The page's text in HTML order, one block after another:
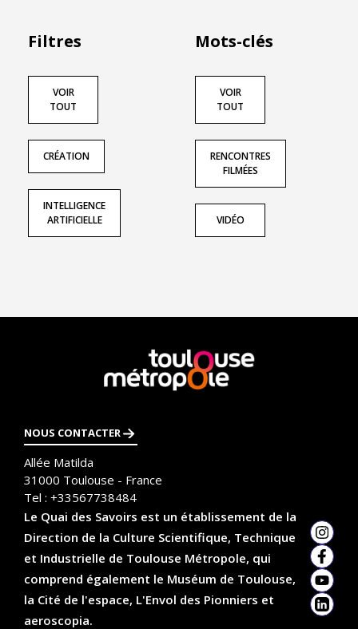
Filtres
VOIR
TOUT
CRÉATION
INTELLIGENCE
ARTIFICIELLE
Mots-clés
VOIR
TOUT
RENCONTRES
FILMÉES
VIDÉO
En
savoir
plus
NOUS CONTACTER
Allée Matilda
31000 Toulouse - France
Tel : +33567738484
Le Quai des Savoirs est un établissement de la
Direction de la Culture Scientifique, Technique
et Industrielle de Toulouse Métropole, qui
comprend également le Muséum de Toulouse,
la Cité de l'espace, L'Envol des Pionniers et
aeroscopia.